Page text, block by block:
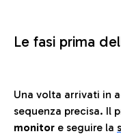
Le fasi prima
Una volta arrivati in
sequenza precisa. Il
monitor e seguire la